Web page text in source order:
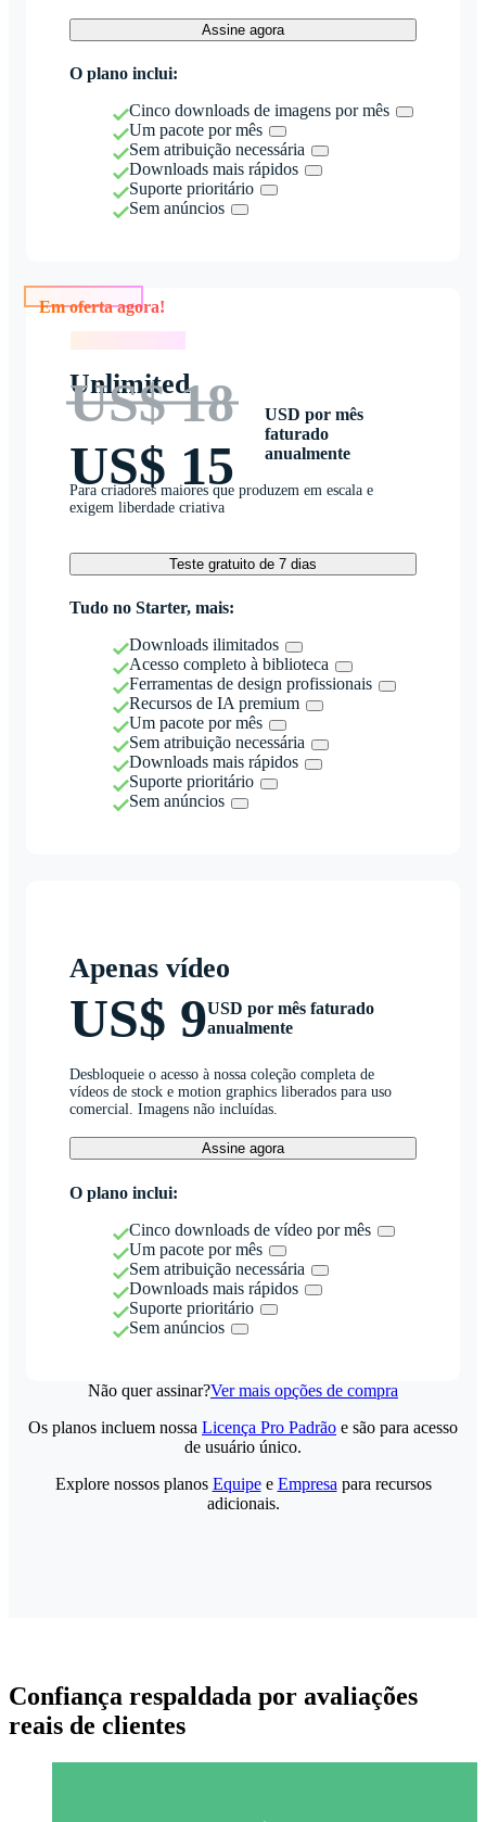
Assine agora
O plano inclui:
Cinco downloads de imagens por mês
Um pacote por mês
Sem atribuição necessária
Downloads mais rápidos
Suporte prioritário
Sem anúncios
Unlimited
US$ 18
US$ 15
USD por mês
faturado
anualmente
Para criadores maiores que produzem em escala e
exigem liberdade criativa
Teste gratuito de 7 dias
Tudo no Starter, mais:
Downloads ilimitados
Acesso completo à biblioteca
Ferramentas de design profissionais
Recursos de IA premium
Um pacote por mês
Sem atribuição necessária
Downloads mais rápidos
Suporte prioritário
Sem anúncios
Apenas vídeo
US$ 9USD por mês faturado
anualmente
Desbloqueie o acesso à nossa coleção completa de
vídeos de stock e motion graphics liberados para uso
comercial. Imagens não incluídas.
Assine agora
O plano inclui:
Cinco downloads de vídeo por mês
Um pacote por mês
Sem atribuição necessária
Downloads mais rápidos
Suporte prioritário
Sem anúncios
Não quer assinar?Ver mais opções de compra
Os planos incluem nossa Licença Pro Padrão e são para acesso
de usuário único.
Explore nossos planos Equipee Empresa para recursos
adicionais.
Confiança respaldada por avaliações
reais de clientes